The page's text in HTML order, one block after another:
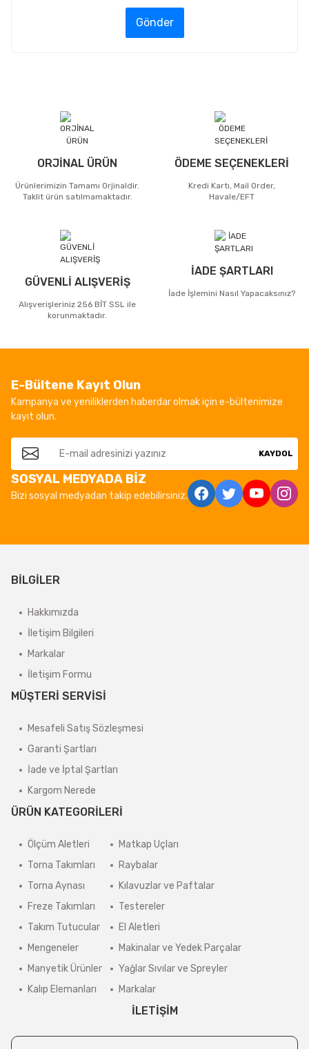
Gönder
ORJİNAL ÜRÜN
Ürünlerimizin Tamamı Orjinaldir.
Taklit ürün satılmamaktadır.
ÖDEME SEÇENEKLERİ
Kredi Kartı, Mail Order,
Havale/EFT
GÜVENLİ ALIŞVERİŞ
Alışverişleriniz 256 BİT SSL ile
korunmaktadır.
İADE ŞARTLARI
İade İşlemini Nasıl Yapacaksınız?
E-Bültene Kayıt Olun
Kampanya ve yeniliklerden haberdar olmak için e-bültenimize
kayıt olun.
KAYDOL
SOSYAL MEDYADA BİZ
Bizi sosyal medyadan takip edebilirsiniz.
BİLGİLER
Hakkımızda
İletişim Bilgileri
Markalar
İletişim Formu
MÜŞTERİ SERVİSİ
Mesafeli Satış Sözleşmesi
Garanti Şartları
İade ve İptal Şartları
Kargom Nerede
ÜRÜN KATEGORİLERİ
Ölçüm Aletleri
Torna Takımları
Torna Aynası
Freze Takımları
Takım Tutucular
Mengeneler
Manyetik Ürünler
Kalıp Elemanları
Matkap Uçları
Raybalar
Kılavuzlar ve Paftalar
Testereler
El Aletleri
Makinalar ve Yedek Parçalar
Yağlar Sıvılar ve Spreyler
Markalar
İLETİŞİM